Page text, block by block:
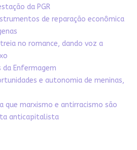
da PGR
de reparação econômica
no romance, dando voz a
Enfermagem
e autonomia de meninas,
que marxismo e antirracismo são
anticapitalista